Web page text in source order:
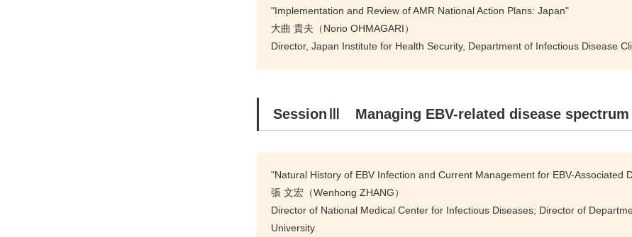
"Implementation and Review of AMR National Action Plans: Japan"
大曲 貴夫（Norio OHMAGARI）
Director, Japan Institute for Health Security, Department of Infectious Disease
SessionⅢ Managing EBV-related disease spectrum
"Natural History of EBV Infection and Current Management for EBV-Associated
張 文宏（Wenhong ZHANG）
Director of National Medical Center for Infectious Diseases; Director of
University